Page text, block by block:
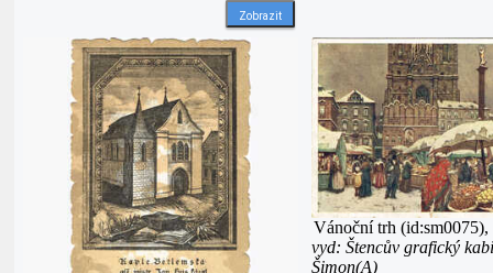
Zobrazit
Vánoční trh (id:sm0075),
vyd: Štencův grafický
Šimon(A)